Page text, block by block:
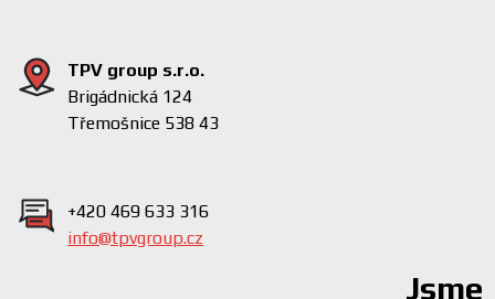
TPV group s.r.o.
Brigádnická 124
Třemošnice 538 43
+420 469 633 316
info@tpvgroup.cz
Jsme